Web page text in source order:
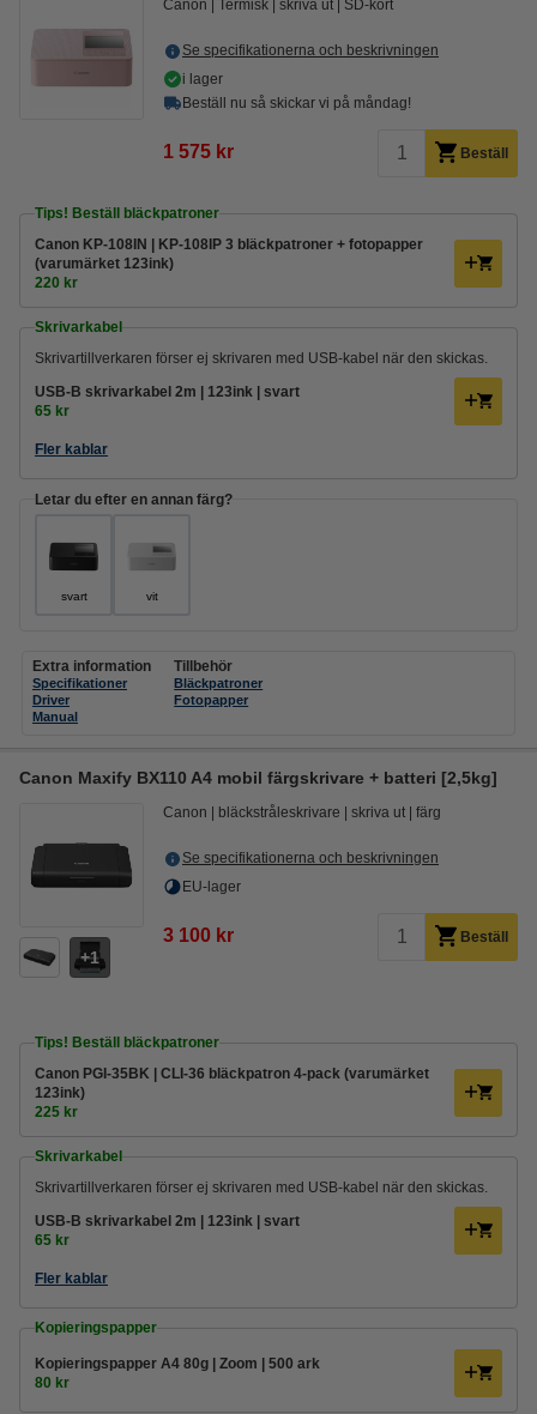
Canon Termisk skriva ut SD-kort
Se specifikationerna och beskrivningen
i lager
Beställ nu så skickar vi på måndag!
1 575 kr Beställ
Tips! Beställ bläckpatroner
Canon KP-108IN | KP-108IP 3 bläckpatroner + fotopapper
(varumärket 123ink)
220 kr
Skrivarkabel
Skrivartillverkaren förser ej skrivaren med USB-kabel när den skickas.
USB-B skrivarkabel 2m | 123ink | svart
65 kr
Fler kablar
Letar du efter en annan färg?
svart vit
Extra information
Specifikationer
Driver
Manual
Tillbehör
Bläckpatroner
Fotopapper
Canon Maxify BX110 A4 mobil färgskrivare + batteri [2,5kg]
1
Canon bläckstråleskrivare skriva ut färg
Se specifikationerna och beskrivningen
EU-lager
3 100 kr Beställ
Tips! Beställ bläckpatroner
Canon PGI-35BK | CLI-36 bläckpatron 4-pack (varumärket
123ink)
225 kr
Skrivarkabel
Skrivartillverkaren förser ej skrivaren med USB-kabel när den skickas.
USB-B skrivarkabel 2m | 123ink | svart
65 kr
Fler kablar
Kopieringspapper
Kopieringspapper A4 80g | Zoom | 500 ark
80 kr